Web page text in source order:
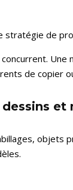
stratégie de
Une
de copier
et
objets